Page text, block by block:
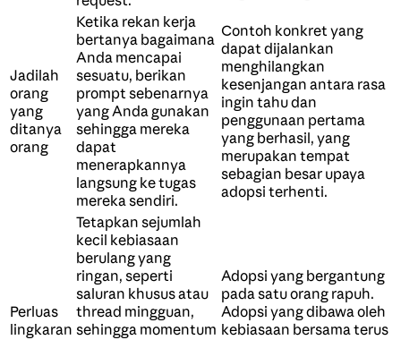
Jadilah
orang
yang
ditanya
orang
Ketika rekan kerja
bertanya bagaimana
Anda mencapai
sesuatu, berikan
prompt sebenarnya
yang Anda gunakan
sehingga mereka
dapat
menerapkannya
langsung ke tugas
mereka sendiri.
Contoh konkret yang
dapat dijalankan
menghilangkan
kesenjangan antara rasa
ingin tahu dan
penggunaan pertama
yang berhasil, yang
merupakan tempat
sebagian besar upaya
adopsi terhenti.
Perluas
lingkaran
Tetapkan sejumlah
kecil kebiasaan
berulang yang
ringan, seperti
saluran khusus atau
thread mingguan,
sehingga momentum
Adopsi yang bergantung
pada satu orang rapuh.
Adopsi yang dibawa oleh
kebiasaan bersama terus